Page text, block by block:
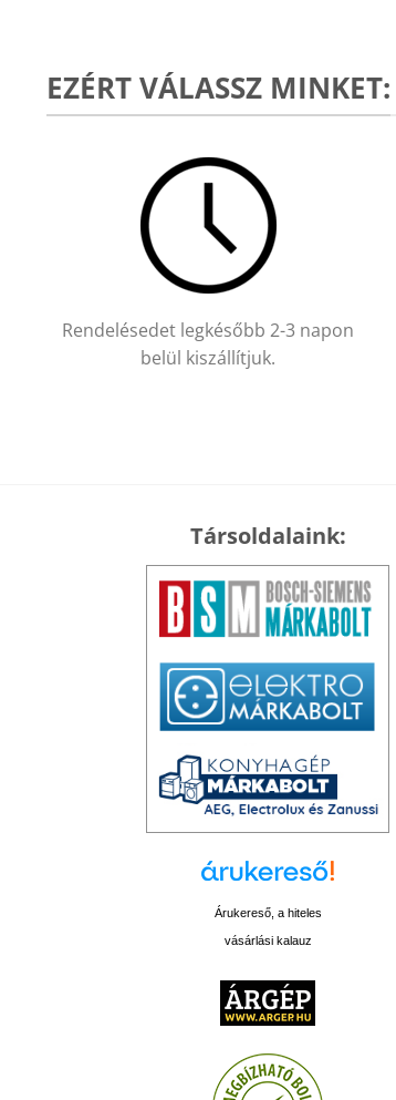
EZÉRT VÁLASSZ MINKET:
Rendelésedet legkésőbb 2-3 napon
belül kiszállítjuk.
Társoldalaink:
Árukereső, a hiteles
vásárlási kalauz